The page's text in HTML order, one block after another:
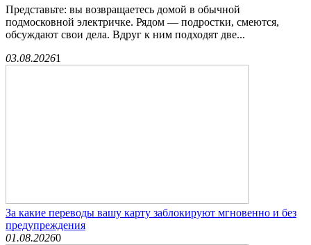
Представьте: вы возвращаетесь домой в обычной
подмосковной электричке. Рядом — подростки, смеются,
обсуждают свои дела. Вдруг к ним подходят две...
03.08.20261
За какие переводы вашу карту заблокируют мгновенно и без
предупреждения
01.08.20260